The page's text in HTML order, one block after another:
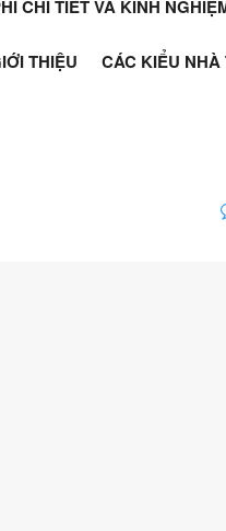
CHI TIẾT VÀ KINH
THIỆU CÁC KIỂU